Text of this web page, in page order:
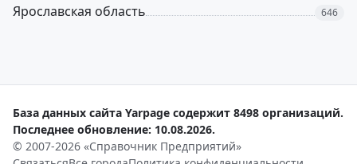
Ярославская область 646
База данных сайта Yarpage содержит 8498 организаций.
Последнее обновление: 10.08.2026.
© 2007-2026 «Справочник Предприятий»